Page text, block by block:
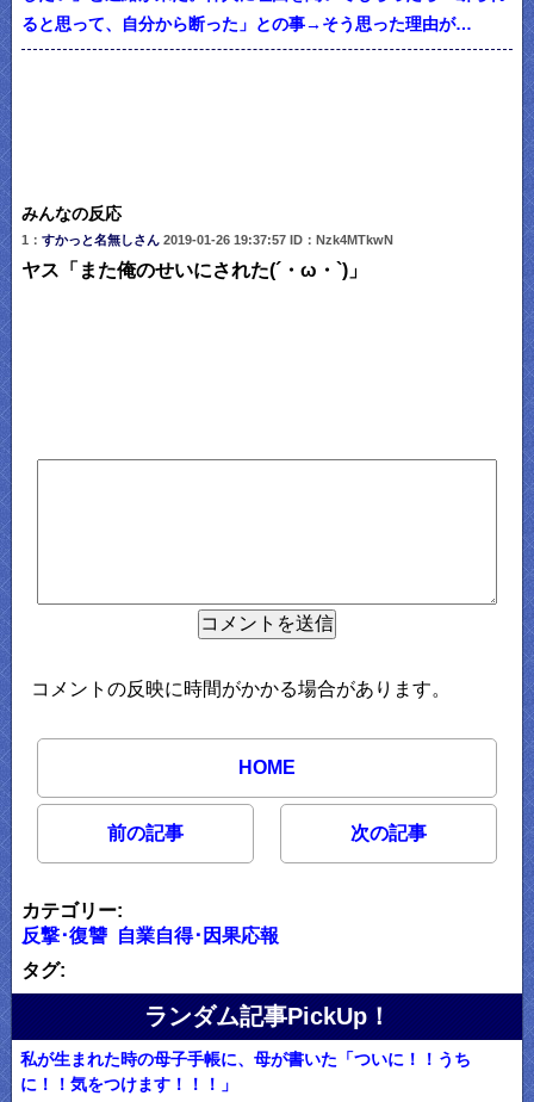
ると思って、自分から断った」との事→そう思った理由が…
みんなの反応
1： すかっと名無しさん 2019-01-26 19:37:57 ID：Nzk4MTkwN
ヤス「また俺のせいにされた(´・ω・`)」
コメントの反映に時間がかかる場合があります。
HOME
前の記事 次の記事
カテゴリー:
反撃･復讐 自業自得･因果応報
タグ:
ランダム記事PickUp！
私が生まれた時の母子手帳に、母が書いた「ついに！！うち
に！！気をつけます！！！」